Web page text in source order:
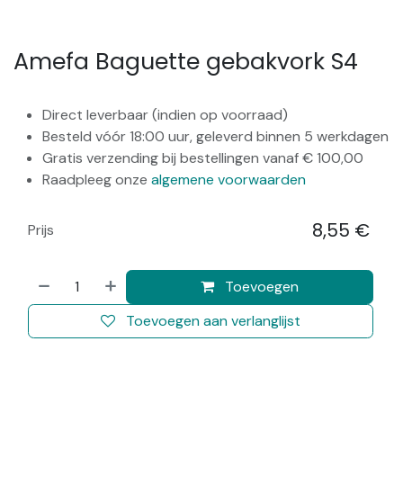
Amefa Baguette gebakvork S4
Direct leverbaar (indien op voorraad)
Besteld vóór 18:00 uur, geleverd binnen 5 werkdagen
Gratis verzending bij bestellingen vanaf € 100,00
Raadpleeg onze algemene voorwaarden
Toevoegen
Toevoegen aan verlanglijst
Prijs 8,55 €